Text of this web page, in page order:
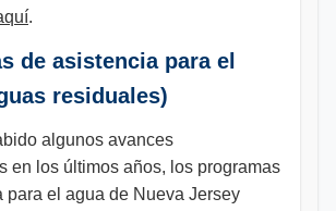
.
de asistencia para el
residuales)
algunos avances
en los últimos años, los programas
para el agua de Nueva Jersey